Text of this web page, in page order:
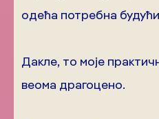
одећа потребна
Дакле, то моје
веома драгоцено.